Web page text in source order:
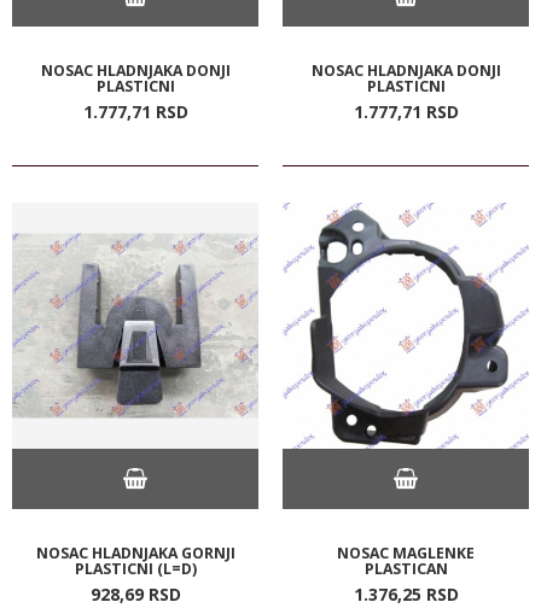
NOSAC HLADNJAKA DONJI
PLASTICNI
1.777,71 RSD
NOSAC HLADNJAKA DONJI
PLASTICNI
1.777,71 RSD
NOSAC HLADNJAKA GORNJI
PLASTICNI (L=D)
928,69 RSD
NOSAC MAGLENKE
PLASTICAN
1.376,25 RSD